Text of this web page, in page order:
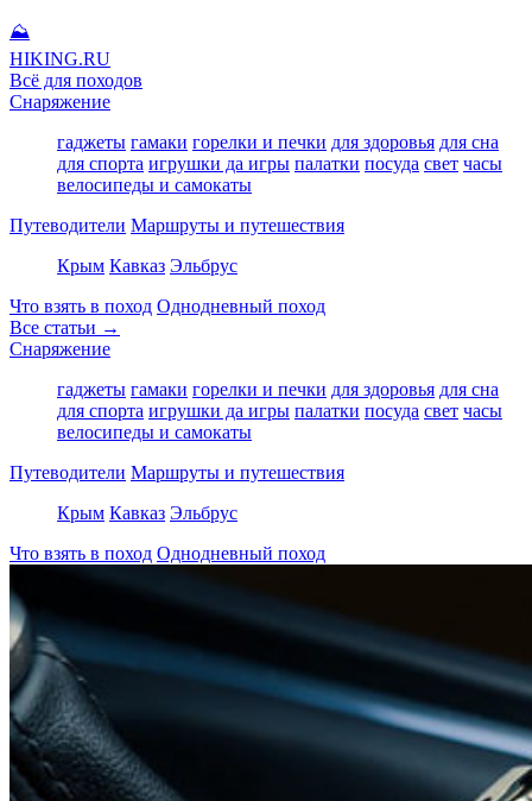
⛰
HIKING.RU
Всё для походов
Снаряжение
гаджеты гамаки горелки и печки для здоровья для сна
для спорта игрушки да игры палатки посуда свет часы
велосипеды и самокаты
Путеводители Маршруты и путешествия
Крым Кавказ Эльбрус
Что взять в поход Однодневный поход
Все статьи →
Снаряжение
гаджеты гамаки горелки и печки для здоровья для сна
для спорта игрушки да игры палатки посуда свет часы
велосипеды и самокаты
Путеводители Маршруты и путешествия
Крым Кавказ Эльбрус
Что взять в поход Однодневный поход